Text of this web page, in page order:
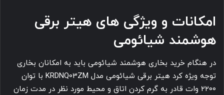
امکانات و ویژگی های هیتر برقی
هوشمند شیائومی
در هنگام خرید بخاری هوشمند شیائومی باید به امکانان بخاری
توجه ویژه کرد هیتر برقی شیائومی مدل KRDNQ03ZM با توان
۲۲۰۰ وات قادر به گرم کردن اتاق و محیط مورد نظر در مدت زمان